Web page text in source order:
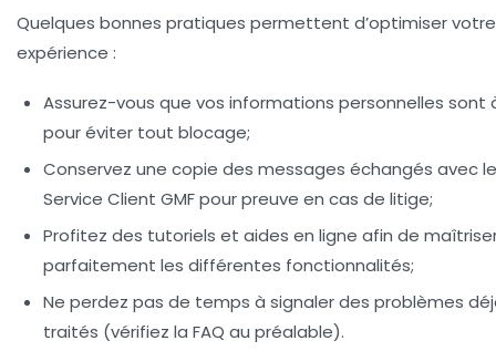
Quelques bonnes pratiques permettent d’optimiser votre
expérience :
Assurez-vous que vos informations personnelles sont
pour éviter tout blocage;
Conservez une copie des messages échangés avec le
Service Client GMF pour preuve en cas de litige;
Profitez des tutoriels et aides en ligne afin de
parfaitement les différentes fonctionnalités;
Ne perdez pas de temps à signaler des problèmes
traités (vérifiez la FAQ au préalable).